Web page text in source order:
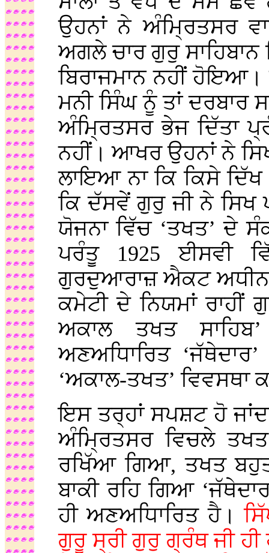
ਉਹਨਾਂ ਨੇ ਅੰਮ੍ਰਿਤਸਰ
ਅਗਲੇ ਚਾਰ ਗੁਰੁ
ਬਿਰਾਜਮਾਨ ਨਹੀਂ
ਮਨੀ ਸਿੰਘ ਨੂੰ ਤਾਂ ਦਰਬਾਰ
ਅੰਮ੍ਰਿਤਸਰ ਭੇਜ ਦਿੱਤਾ
ਨਹੀਂ। ਆਖਰ ਉਹਨਾਂ ਨੇ
ਲਾਇਆ ਨਾ ਕਿ ਕਿਸੇ
ਕਿ ਦੱਸਵੇਂ ਗੁਰੁ ਜੀ ਨੇ
ਯੋਜਨਾ ਵਿੱਚ ‘ਤਖਤ’ ਦੇ
ਪਰੰਤੂ 1925 ਈਸਵੀ
ਗੁਰਦੁਆਰਾਜ਼ ਐਕਟ
ਕਮੇਟੀ ਦੇ ਨਿਯਮਾਂ ਰਾਹੀਂ
ਅਕਾਲ ਤਖਤ
ਅਣਅਧਿਾਰਿਤ
‘ਅਕਾਲ-ਤਖਤ’ ਵਿਵਸਥਾ
ਇਸ ਤਰ੍ਹਾਂ ਸਪਸ਼ਟ ਹੋ
ਅੰਮ੍ਰਿਤਸਰ ਵਿਚਲੇ
ਰਖਿੱਆ ਗਿਆ, ਤਖਤ
ਬਾਕੀ ਰਹਿ ਗਿਆ
ਹੀ ਅਣਅਧਿਾਰਿਤ ਹੈ।
ਗੁਰੂ ਸ੍ਰੀ ਗੁਰੁ ਗ੍ਰੰਥ ਜੀ